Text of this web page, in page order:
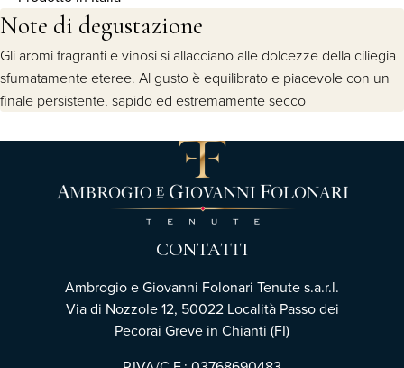
Note di degustazione
Gli aromi fragranti e vinosi si allacciano alle dolcezze della ciliegia
sfumatamente eteree. Al gusto è equilibrato e piacevole con un
finale persistente, sapido ed estremamente secco
CONTATTI
Ambrogio e Giovanni Folonari Tenute s.a.r.l.
Via di Nozzole 12, 50022 Località Passo dei
Pecorai Greve in Chianti (FI)